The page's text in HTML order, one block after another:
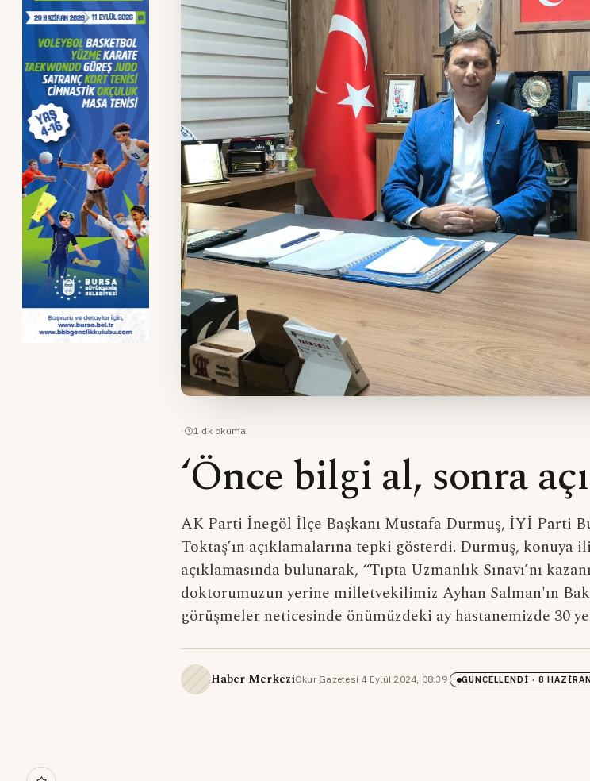
· 1 dk okuma
‘Önce bilgi al, sonra
AK Parti İnegöl İlçe Başkanı Mustafa Durmuş, İYİ Parti
Toktaş’ın açıklamalarına tepki gösterdi. Durmuş, konuya
açıklamasında bulunarak, “Tıpta Uzmanlık Sınavı’nı
doktorumuzun yerine milletvekilimiz Ayhan Salman'ın
görüşmeler neticesinde önümüzdeki ay hastanemizde 30
Haber MerkeziOkur Gazetesi·4 Eylül 2024, 08:39· GÜNCELLENDI · 8